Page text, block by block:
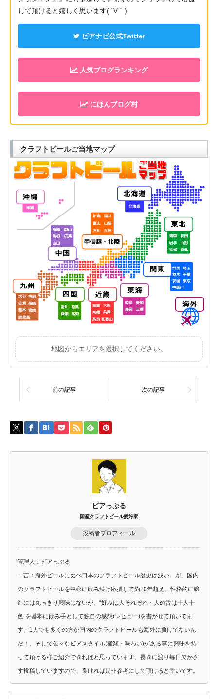
して頂けると嬉しく思います( ´∀｀)
ビアナビ公式Twitter
人気ブログランキング
にほんブログ村
クラフトビールご当地マップ
地図からエリアを選択してください。
前の記事 次の記事
ビアっぷる
国産クラフトビール愛好家
投稿者プロフィール
管理人：ビアっぷる
一言：海外ビールに比べ日本のクラフトビール歴史は浅い。が、国内
のクラフトビールを中心に飲み続け応援して約10年超え。性格的に醸
造には丸っきり興味はないが、“好みは人それぞれ・人の舌は十人十
色”を基本に飲み手として独自の感想(レビュー)を書かせて頂いてま
す。1人でも多くの方が国内のクラフトビールも海外に負けてないん
だ！、そして色々なビアスタイル(種類・味わい)がある事に興味を持
って頂ける様ご紹介できればと思っています。長きに渡り毎日欠かさ
ず投稿していますので、良ければ是非参考にして頂けると幸いです。